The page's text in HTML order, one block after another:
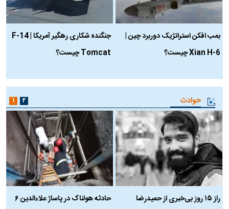
بمب افکن استراتژیک دوربرد چین |
Xian H-6 چیست؟
جنگنده شکاری رهگیر آمریکا | F-14
Tomcat چیست؟
حوادث
راز ۱۵ روز بی‌خبری از حمیدرضا
حادثه هولناک در پاساژ علاءالدین ۶
۱ ۲